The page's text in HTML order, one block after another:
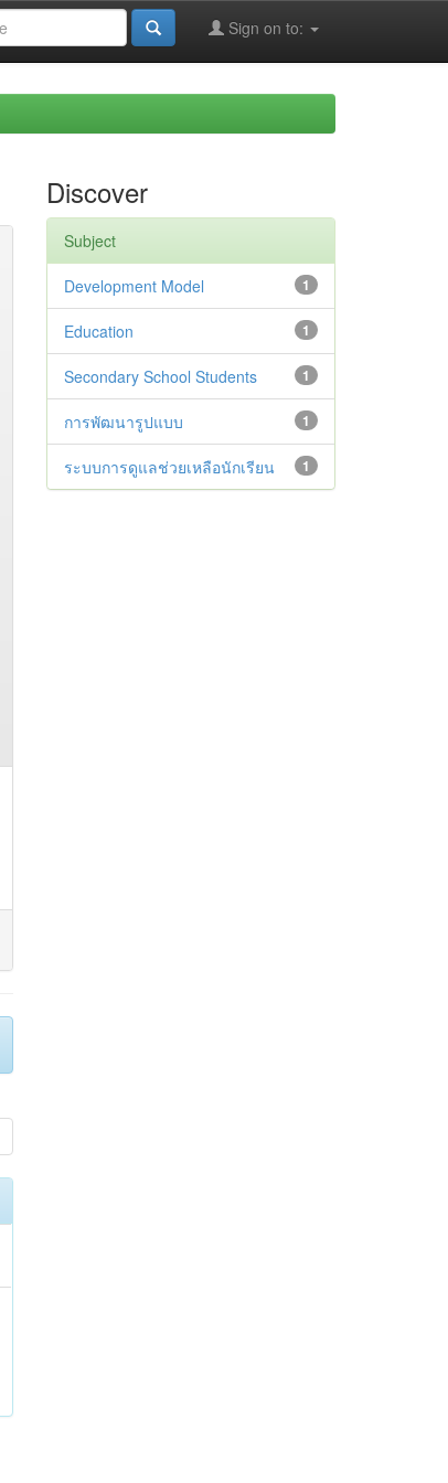
Sign on to:
Discover
Subject
1
Development Model
1
Education
1
Secondary School Students
1
การพัฒนารูปแบบ
1
ระบบการดูแลช่วยเหลือนักเรียน